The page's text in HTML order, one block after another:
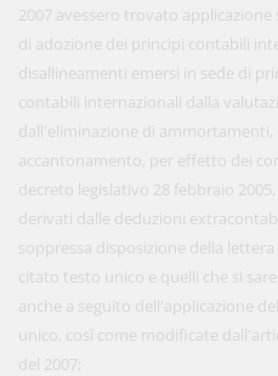
2007 avessero trovato
di adozione dei principi contabili
disallineamenti emersi in sede di
contabili internazionali dalla
dall'eliminazione di
accantonamento, per effetto dei
decreto legislativo 28 febbraio
derivati dalle deduzioni
soppressa disposizione della
citato testo unico e quelli che si
anche a seguito dell'applicazione
unico, così come modificate
del 2007;